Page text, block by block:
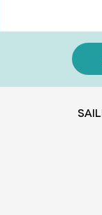
עגלת קניות